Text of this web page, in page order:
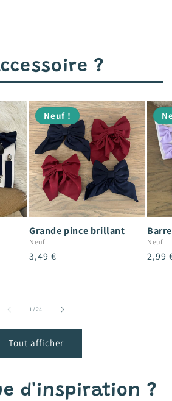
?
Neuf !
Grande pince brillant
Neuf
Prix
3,49 €
Neuf
Prix
2,99
1/de
24
Tout afficher
d'inspiration ?